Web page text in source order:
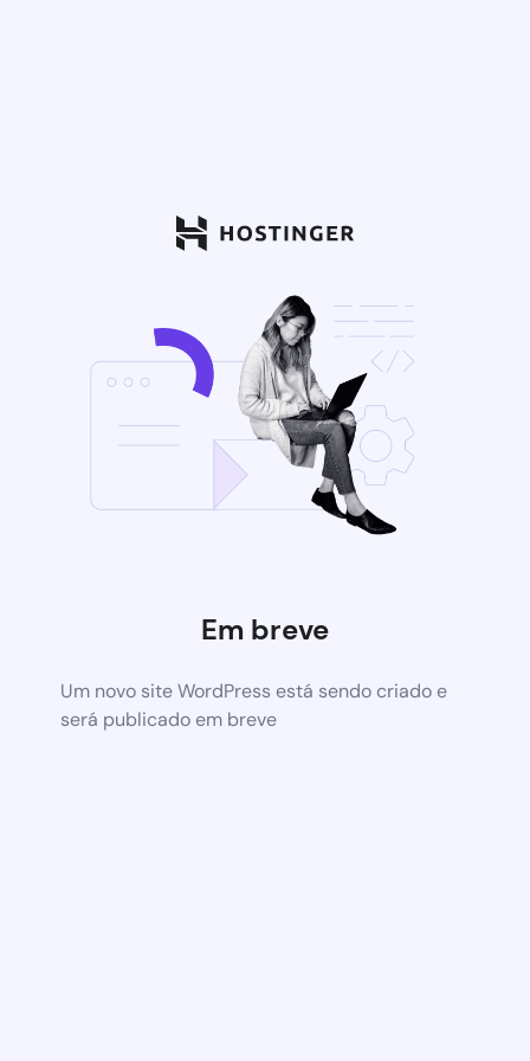
Em breve
Um novo site WordPress está sendo criado e
será publicado em breve